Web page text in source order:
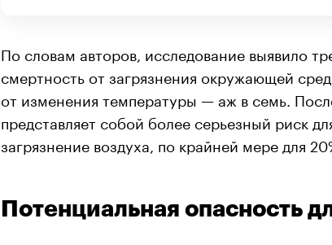
По словам авторов, исследование выявило
смертность от загрязнения окружающей
от изменения температуры — аж в семь.
представляет собой более серьезный риск
загрязнение воздуха, по крайней мере для
Потенциальная опасность